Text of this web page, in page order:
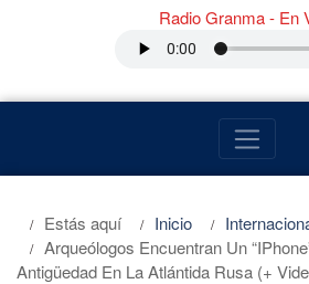
Radio Granma - En
Estás aquí Inicio
Arqueólogos Encuentran Un
Antigüedad En La Atlántida Rusa (+